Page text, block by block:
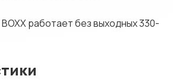
работает без выходных 330-